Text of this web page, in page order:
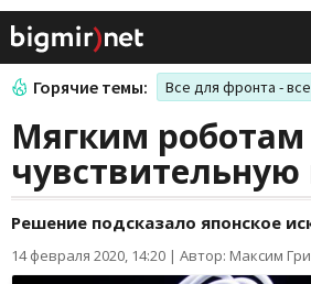
Горячие темы: Все для фронта -
Мягким роботам
Решение подсказало японское
14 февраля 2020, 14:20 | Автор: Максим